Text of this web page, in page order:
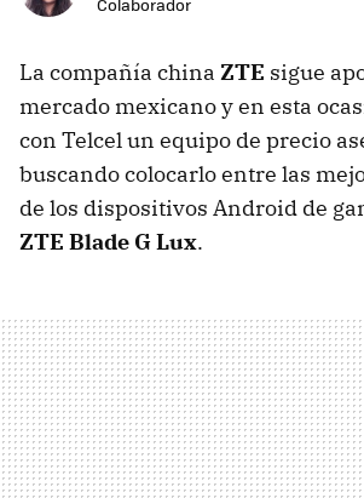
La compañía china ZTE sigue
mercado mexicano y en esta
con Telcel un equipo de precio
buscando colocarlo entre las
de los dispositivos Android de
ZTE Blade G Lux.